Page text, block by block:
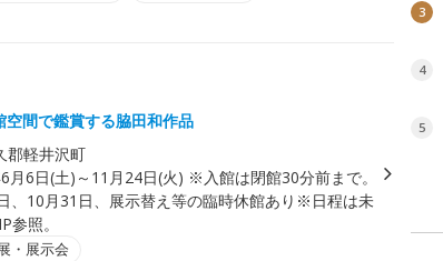
空間で鑑賞する脇田和作品
郡軽井沢町
月6日(土)～11月24日(火) ※入館は閉館30分前まで。
10月31日、展示替え等の臨時休館あり※日程は未
参照。
・展示会
3
4
5